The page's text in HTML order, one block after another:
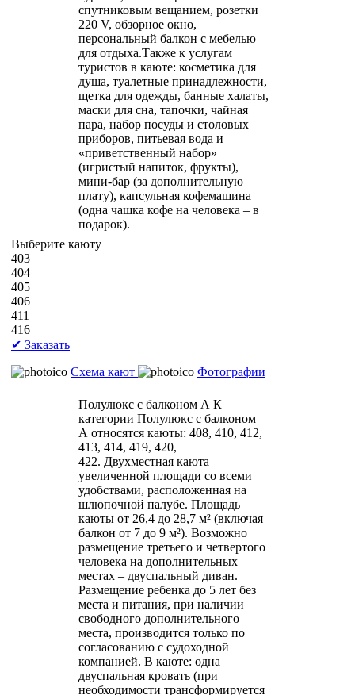
спутниковым вещанием, розетки
220 V, обзорное окно,
персональный балкон с мебелью
для отдыха.Также к услугам
туристов в каюте: косметика для
душа, туалетные принадлежности,
щетка для одежды, банные халаты,
маски для сна, тапочки, чайная
пара, набор посуды и столовых
приборов, питьевая вода и
«приветственный набор»
(игристый напиток, фрукты),
мини-бар (за дополнительную
плату), капсульная кофемашина
(одна чашка кофе на человека – в
подарок).
Выберите каюту
403
404
405
406
411
416
✔ Заказать
Схема кают
Фотографии
Полулюкс с балконом А К
категории Полулюкс с балконом
А относятся каюты: 408, 410, 412,
413, 414, 419, 420,
422. Двухместная каюта
увеличенной площади со всеми
удобствами, расположенная на
шлюпочной палубе. Площадь
каюты от 26,4 до 28,7 м² (включая
балкон от 7 до 9 м²). Возможно
размещение третьего и четвертого
человека на дополнительных
местах – двуспальный диван.
Размещение ребенка до 5 лет без
места и питания, при наличии
свободного дополнительного
места, производится только по
согласованию с судоходной
компанией. В каюте: одна
двуспальная кровать (при
необходимости трансформируется